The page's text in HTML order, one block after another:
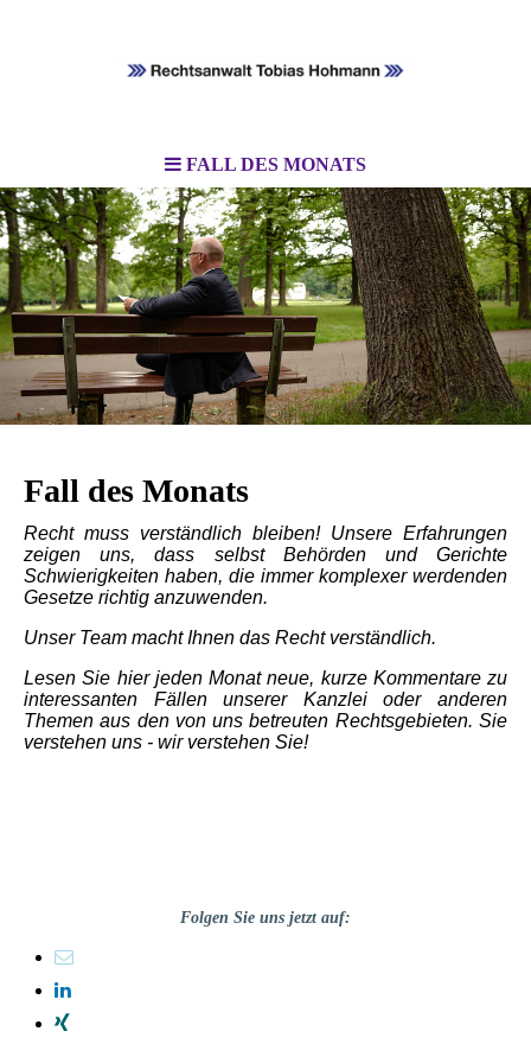
FALL DES MONATS
Fall des Monats
Recht muss verständlich bleiben! Unsere Erfahrungen
zeigen uns, dass selbst Behörden und Gerichte
Schwierigkeiten haben, die immer komplexer werdenden
Gesetze richtig anzuwenden.
Unser Team macht Ihnen das Recht verständlich.
Lesen Sie hier jeden Monat neue, kurze Kommentare zu
interessanten Fällen unserer Kanzlei oder anderen
Themen aus den von uns betreuten Rechtsgebieten. Sie
verstehen uns - wir verstehen Sie!
Folgen Sie uns jetzt auf: